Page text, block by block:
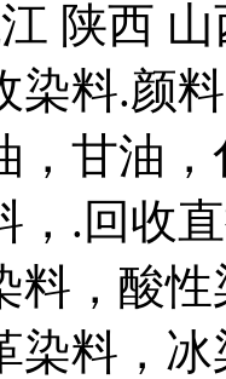
陕西
染料.颜
，甘油
，.回收
料，酸
染料，